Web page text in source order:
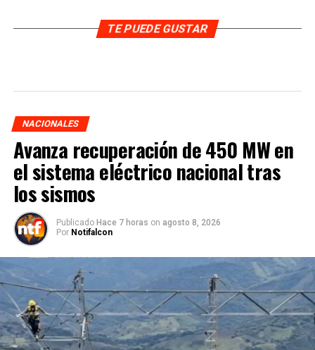
TE PUEDE GUSTAR
NACIONALES
Avanza recuperación de 450 MW en
el sistema eléctrico nacional tras
los sismos
Publicado Hace 7 horas on agosto 8, 2026
Por Notifalcon